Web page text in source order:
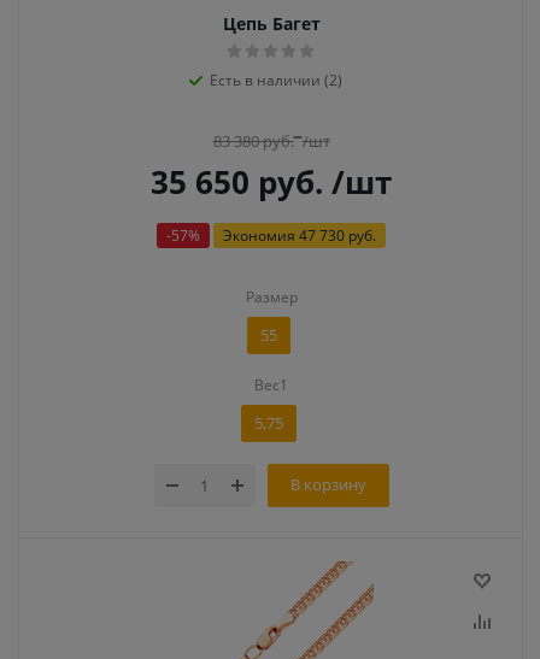
Цепь Багет
Есть в наличии (2)
83 380руб. /шт
35 650 руб. /шт
-57% Экономия 47 730 руб.
Размер
55
Вес1
5,75
В корзину